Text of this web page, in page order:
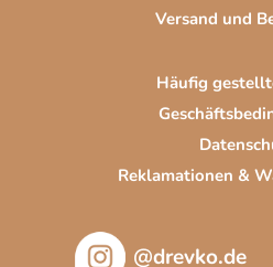
Versand und
Häufig
Reklamationen &
@drevko.de